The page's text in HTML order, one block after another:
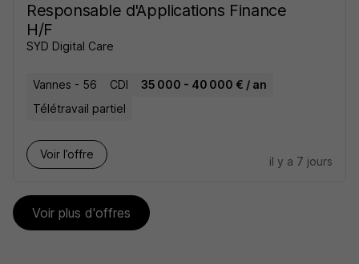
Responsable d'Applications Finance
H/F
SYD Digital Care
Vannes - 56 CDI
35 000 - 40 000 € / an
Télétravail partiel
Voir l’offre
il y a 7 jours
Voir plus d'offres